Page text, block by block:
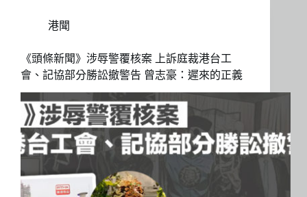
港聞
《頭條新聞》涉辱警覆核案 上訴庭裁港台工
會、記協部分勝訟撤警告 曾志豪：遲來的正義